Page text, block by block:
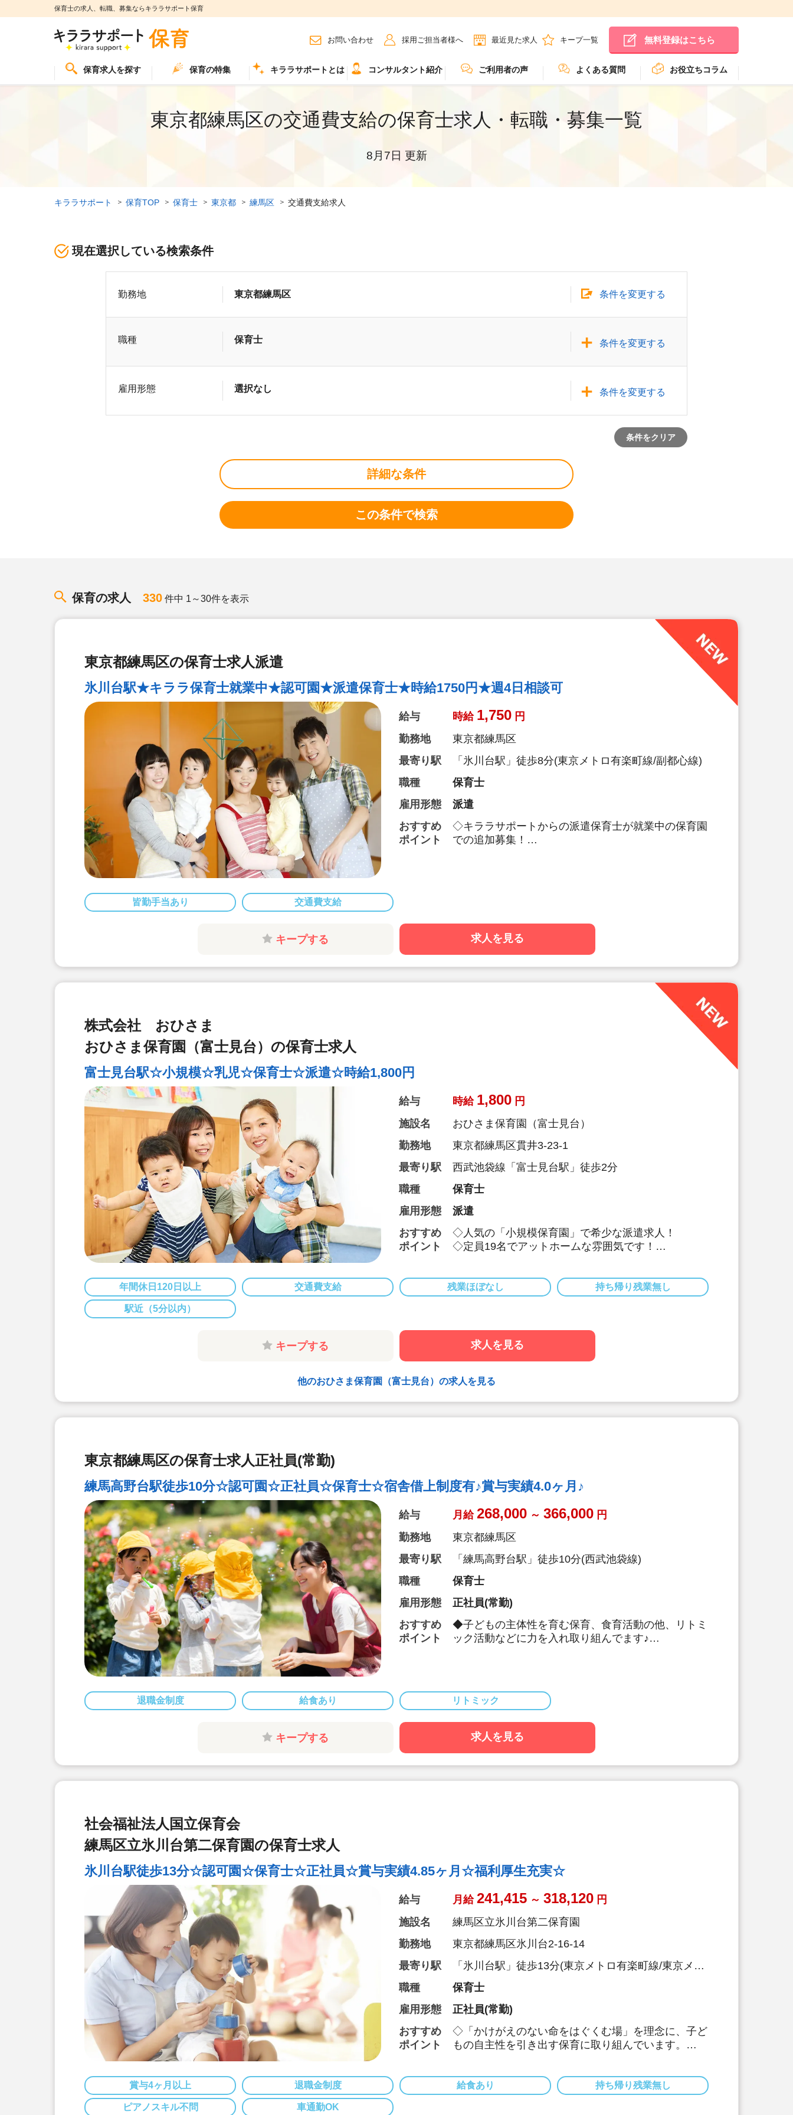
保育士の求人、転職、募集ならキララサポート保育
お問い合わせ 採用ご担当者様へ 最近見た求人 キープ一覧 無料登録はこちら
保育求人を探す 保育の特集 キララサポートとは コンサルタント紹介 ご利用者の声 よくある質問 お役立ちコラム
東京都練馬区の交通費支給の保育士求人・転職・募集一覧
8月7日 更新
キララサポート 保育TOP 保育士 東京都 練馬区 交通費支給求人
現在選択している検索条件
勤務地 東京都練馬区 条件を変更する
職種 保育士 条件を変更する
雇用形態 選択なし 条件を変更する
条件をクリア
詳細な条件
この条件で検索
保育の求人 330 件中 1～30件を表示
東京都練馬区の保育士求人派遣
氷川台駅★キララ保育士就業中★認可園★派遣保育士★時給1750円★週4日相談可
給与 時給 1,750 円
勤務地
東京都練馬区
最寄り駅
「氷川台駅」徒歩8分(東京メトロ有楽町線/副都心線)
職種
保育士
雇用形態
派遣
おすすめ
ポイント
◇キララサポートからの派遣保育士が就業中の保育園
での追加募集！
皆勤手当あり 交通費支給
キープする 求人を見る
株式会社 おひさま
おひさま保育園（富士見台）の保育士求人
富士見台駅☆小規模☆乳児☆保育士☆派遣☆時給1,800円
給与 時給 1,800 円
施設名
おひさま保育園（富士見台）
勤務地
東京都練馬区貫井3-23-1
最寄り駅
西武池袋線「富士見台駅」徒歩2分
職種
保育士
雇用形態
派遣
おすすめ
ポイント
◇人気の「小規模保育園」で希少な派遣求人！
◇定員19名でアットホームな雰囲気です！
◇8:00～17:30の中で、ご希望の時間で固定シフト！
年間休日120日以上 交通費支給 残業ほぼなし 持ち帰り残業無し
駅近（5分以内）
キープする 求人を見る
他のおひさま保育園（富士見台）の求人を見る
東京都練馬区の保育士求人正社員(常勤)
練馬高野台駅徒歩10分☆認可園☆正社員☆保育士☆宿舎借上制度有♪賞与実績4.0ヶ月♪
給与 月給 268,000 ～ 366,000 円
勤務地
東京都練馬区
最寄り駅
「練馬高野台駅」徒歩10分(西武池袋線)
職種
保育士
雇用形態
正社員(常勤)
おすすめ
ポイント
◆子どもの主体性を育む保育、食育活動の他、リトミ
ック活動などに力を入れ取り組んでます♪
◆月給26.8万～、賞与実績4.0ヶ月の好待遇。
◆別途経験手当あり。経験年数×1,000円が給与に加
算されます♪
◆産休・育休の取得率100％/復帰率91.1%☆休業補償
制度など安心の福利厚生で、長く働きたくなる環境で
退職金制度 給食あり リトミック
キープする 求人を見る
社会福祉法人国立保育会
練馬区立氷川台第二保育園の保育士求人
氷川台駅徒歩13分☆認可園☆保育士☆正社員☆賞与実績4.85ヶ月☆福利厚生充実☆
給与 月給 241,415 ～ 318,120 円
施設名
練馬区立氷川台第二保育園
勤務地
東京都練馬区氷川台2-16-14
最寄り駅
「氷川台駅」徒歩13分(東京メトロ有楽町線/東京メト
ロ副都心線)
職種
保育士
雇用形態
正社員(常勤)
おすすめ
ポイント
◇「かけがえのない命をはぐくむ場」を理念に、子ど
もの自主性を引き出す保育に取り組んでいます。
◇経験浅やブランクがあってもOK！安心のサポート♪
賞与4ヶ月以上 退職金制度 給食あり 持ち帰り残業無し
ピアノスキル不問 車通勤OK